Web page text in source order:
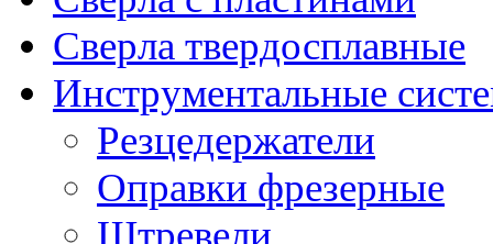
Сверла твердосплавные
Инструментальные
Резцедержатели
Оправки фрезерные
Штревели